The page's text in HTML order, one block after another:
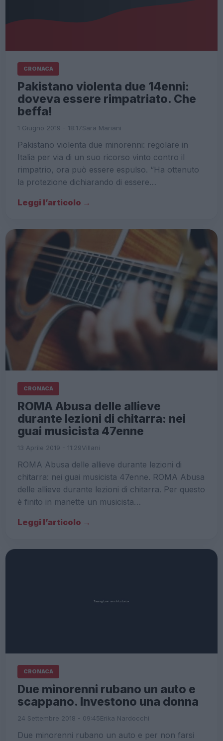
CRONACA
Pakistano violenta due 14enni:
doveva essere rimpatriato. Che
beffa!
1 Giugno 2019 - 18:17Sara Mariani
Pakistano violenta due minorenni: regolare in
Italia per via di un suo ricorso vinto contro il
rimpatrio, ora può essere espulso. “Ha ottenuto
la protezione dichiarando di essere…
Leggi l’articolo →
CRONACA
ROMA Abusa delle allieve
durante lezioni di chitarra: nei
guai musicista 47enne
13 Aprile 2019 - 11:29Villani
ROMA Abusa delle allieve durante lezioni di
chitarra: nei guai musicista 47enne. ROMA Abusa
delle allieve durante lezioni di chitarra. Per questo
è finito in manette un musicista…
Leggi l’articolo →
CRONACA
Due minorenni rubano un auto e
scappano. Investono una donna
24 Settembre 2018 - 09:45Erika Nardocchi
Due minorenni rubano un auto e per non farsi